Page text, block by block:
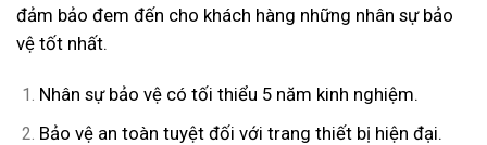
đảm bảo đem đến cho khách hàng những nhân sự bảo
vệ tốt nhất.
Nhân sự bảo vệ có tối thiểu 5 năm kinh nghiệm.
Bảo vệ an toàn tuyệt đối với trang thiết bị hiện đại.